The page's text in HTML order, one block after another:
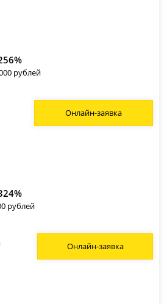
рублей
Онлайн-заявка
рублей
Онлайн-заявка